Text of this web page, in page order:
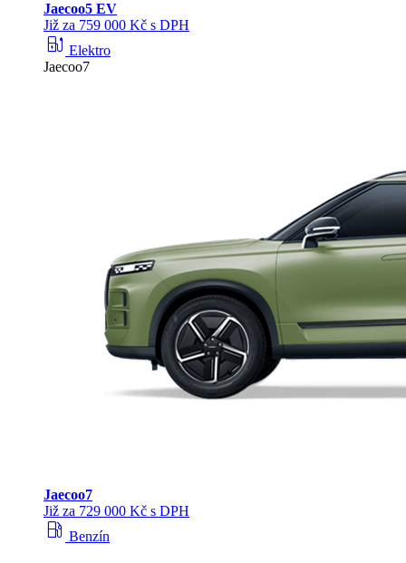
Jaecoo5 EV
Již za 759 000 Kč s DPH
ev_station Elektro
Jaecoo7
Jaecoo7
Již za 729 000 Kč s DPH
local_gas_station Benzín